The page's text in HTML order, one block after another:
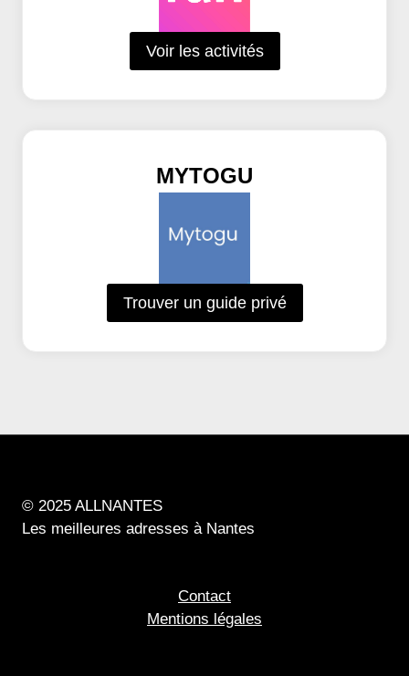
Voir les activités
MYTOGU
Trouver un guide privé
© 2025 ALLNANTES
Les meilleures adresses à Nantes
Contact
Mentions légales